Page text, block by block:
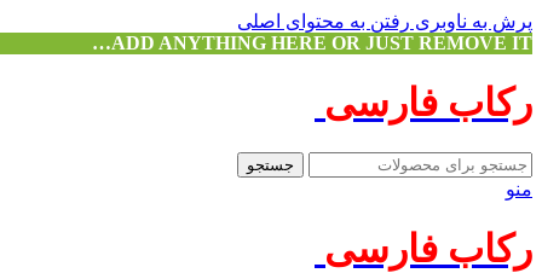
پرش به ناوبری رفتن به محتوای اصلی
ADD ANYTHING HERE OR JUST REMOVE IT…
رکاب فارسی
جستجو
منو
رکاب فارسی